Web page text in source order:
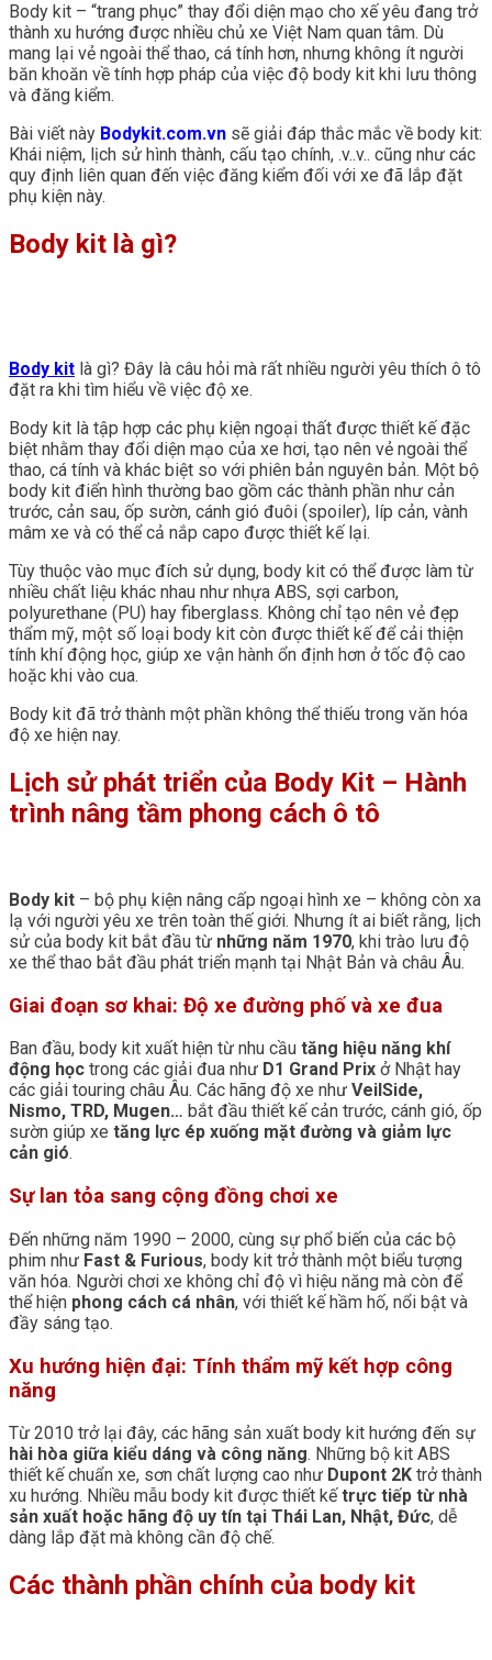
Body kit – “trang phục” thay đổi diện mạo cho xế yêu đang trở
thành xu hướng được nhiều chủ xe Việt Nam quan tâm. Dù
mang lại vẻ ngoài thể thao, cá tính hơn, nhưng không ít người
băn khoăn về tính hợp pháp của việc độ body kit khi lưu thông
và đăng kiểm.
Bài viết này Bodykit.com.vn sẽ giải đáp thắc mắc về body kit:
Khái niệm, lịch sử hình thành, cấu tạo chính, .v..v.. cũng như các
quy định liên quan đến việc đăng kiểm đối với xe đã lắp đặt
phụ kiện này.
Body kit là gì?
Body kit là gì? Đây là câu hỏi mà rất nhiều người yêu thích ô tô
đặt ra khi tìm hiểu về việc độ xe.
Body kit là tập hợp các phụ kiện ngoại thất được thiết kế đặc
biệt nhằm thay đổi diện mạo của xe hơi, tạo nên vẻ ngoài thể
thao, cá tính và khác biệt so với phiên bản nguyên bản. Một bộ
body kit điển hình thường bao gồm các thành phần như cản
trước, cản sau, ốp sườn, cánh gió đuôi (spoiler), líp cản, vành
mâm xe và có thể cả nắp capo được thiết kế lại.
Tùy thuộc vào mục đích sử dụng, body kit có thể được làm từ
nhiều chất liệu khác nhau như nhựa ABS, sợi carbon,
polyurethane (PU) hay fiberglass. Không chỉ tạo nên vẻ đẹp
thẩm mỹ, một số loại body kit còn được thiết kế để cải thiện
tính khí động học, giúp xe vận hành ổn định hơn ở tốc độ cao
hoặc khi vào cua.
Body kit đã trở thành một phần không thể thiếu trong văn hóa
độ xe hiện nay.
Lịch sử phát triển của Body Kit – Hành
trình nâng tầm phong cách ô tô
Body kit – bộ phụ kiện nâng cấp ngoại hình xe – không còn xa
lạ với người yêu xe trên toàn thế giới. Nhưng ít ai biết rằng, lịch
sử của body kit bắt đầu từ những năm 1970, khi trào lưu độ
xe thể thao bắt đầu phát triển mạnh tại Nhật Bản và châu Âu.
Giai đoạn sơ khai: Độ xe đường phố và xe đua
Ban đầu, body kit xuất hiện từ nhu cầu tăng hiệu năng khí
động học trong các giải đua như D1 Grand Prix ở Nhật hay
các giải touring châu Âu. Các hãng độ xe như VeilSide,
Nismo, TRD, Mugen… bắt đầu thiết kế cản trước, cánh gió, ốp
sườn giúp xe tăng lực ép xuống mặt đường và giảm lực
cản gió.
Sự lan tỏa sang cộng đồng chơi xe
Đến những năm 1990 – 2000, cùng sự phổ biến của các bộ
phim như Fast & Furious, body kit trở thành một biểu tượng
văn hóa. Người chơi xe không chỉ độ vì hiệu năng mà còn để
thể hiện phong cách cá nhân, với thiết kế hầm hố, nổi bật và
đầy sáng tạo.
Xu hướng hiện đại: Tính thẩm mỹ kết hợp công
năng
Từ 2010 trở lại đây, các hãng sản xuất body kit hướng đến sự
hài hòa giữa kiểu dáng và công năng. Những bộ kit ABS
thiết kế chuẩn xe, sơn chất lượng cao như Dupont 2K trở thành
xu hướng. Nhiều mẫu body kit được thiết kếtrực tiếp từ nhà
sản xuất hoặc hãng độ uy tín tại Thái Lan, Nhật, Đức, dễ
dàng lắp đặt mà không cần độ chế.
Các thành phần chính của body kit